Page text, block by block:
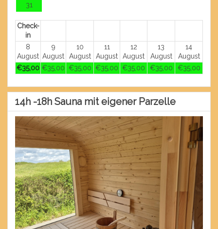
31
Check-
in
8
August
9
August
10
August
11
August
12
August
13
August
14
August
€35,00 €35 ,00 €35,00 €35 ,00 €35 ,00 €35,00 €35,00
14h -18h Sauna mit eigener Parzelle